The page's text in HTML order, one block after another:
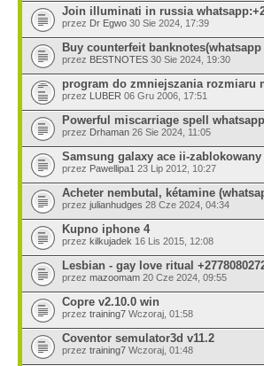
Join illuminati in russia
przez Dr Egwo 30 Sie 2024, 17:39
Buy counterfeit banknotes(whatsapp
przez BESTNOTES 30 Sie 2024, 19:30
program do zmniejszania rozmiaru
przez LUBER 06 Gru 2006, 17:51
Powerful miscarriage spell
przez Drhaman 26 Sie 2024, 11:05
Samsung galaxy ace ii-zablokowany
przez Pawellipa1 23 Lip 2012, 10:27
Acheter nembutal, kétamine
przez julianhudges 28 Cze 2024, 04:34
Kupno iphone 4
przez kilkujadek 16 Lis 2015, 12:08
Lesbian - gay love ritual
przez mazoomam 20 Cze 2024, 09:55
Copre v2.10.0 win
przez training7 Wczoraj, 01:58
Coventor semulator3d v11.2
przez training7 Wczoraj, 01:48